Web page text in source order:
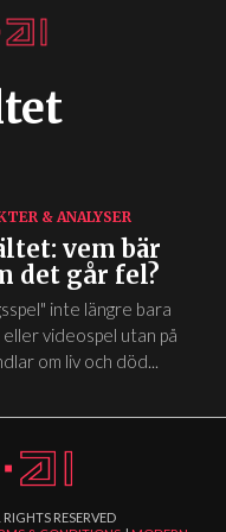
& ANALYSER
vem bär
det går fel?
inte längre bara
videospel utan på
om liv och död...
RESERVED